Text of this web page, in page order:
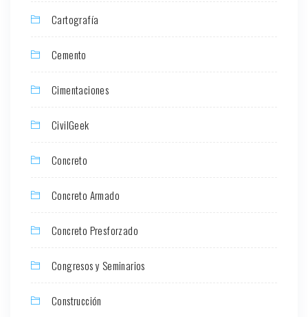
Cartografía
Cemento
Cimentaciones
CivilGeek
Concreto
Concreto Armado
Concreto Presforzado
Congresos y Seminarios
Construcción